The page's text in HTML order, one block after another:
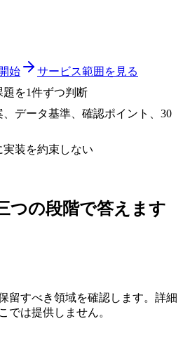
始
サービス範囲を見る
を1件ずつ判断
データ基準、確認ポイント、30
装を約束しない
つの段階で答えます
留すべき領域を確認します。詳細
では提供しません。